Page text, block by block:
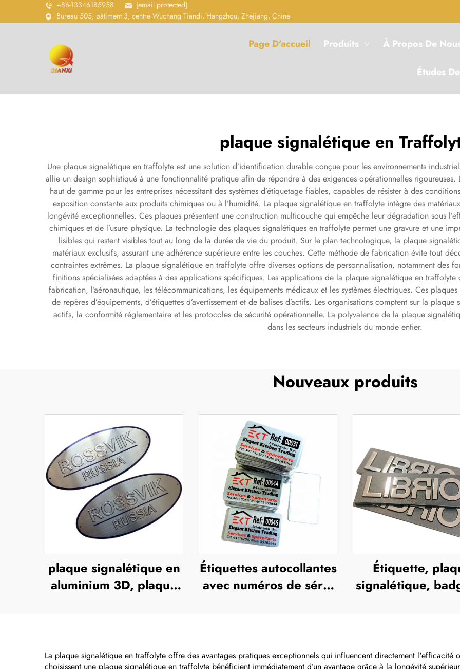
+86-13346185958
[email protected]
Bureau 505, bâtiment 3, centre Wuchang Tiandi, Hangzhou, Zhejiang, Chine
Page D'accueil Produits À Propos De
Études
plaque signalétique en
Une plaque signalétique en traffolyte est une solution d’identification durable conçue pour les environnements
allie un design sophistiqué à une fonctionnalité pratique afin de répondre à des exigences opérationnelles
haut de gamme pour les entreprises nécessitant des systèmes d’étiquetage fiables, capables de résister à des
exposition constante aux produits chimiques ou à l’humidité. La plaque signalétique en traffolyte intègre des
longévité exceptionnelles. Ces plaques présentent une construction multicouche qui empêche leur dégradation sous
chimiques et de l’usure physique. La technologie des plaques signalétiques en traffolyte permet une gravure et une
lisibles qui restent visibles tout au long de la durée de vie du produit. Sur le plan technologique, la plaque
matériaux exclusifs, assurant une adhérence supérieure entre les couches. Cette méthode de fabrication évite tout
contraintes extrêmes. La plaque signalétique en traffolyte offre diverses options de personnalisation, notamment des
finitions spécialisées adaptées à des applications spécifiques. Les applications de la plaque signalétique en traffolyte
fabrication, l’aéronautique, les télécommunications, les équipements médicaux et les systèmes électriques. Ces
de repères d’équipements, d’étiquettes d’avertissement et de balises d’actifs. Les organisations comptent sur la
actifs, la conformité réglementaire et les protocoles de sécurité opérationnelle. La polyvalence de la plaque
dans les secteurs industriels du monde entier.
Nouveaux produits
plaque signalétique en
aluminium 3D, plaque
relief
Étiquettes autocollantes
avec numéros de série
Étiquette,
signalétique,
La plaque signalétique en traffolyte offre des avantages pratiques exceptionnels qui influencent directement l'efficacité